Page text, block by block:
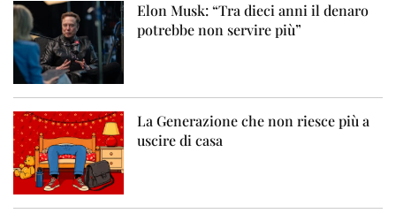
Elon Musk: “Tra dieci anni il denaro
potrebbe non servire più”
La Generazione che non riesce più a
uscire di casa